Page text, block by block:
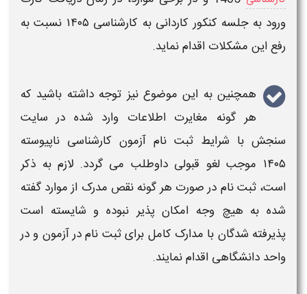
ورود به جلسه کنکور کاردانی به کارشناسی ۱۴۰۵
نسبت به
رفع این مشکلات اقدام نماید.
همچنین به این موضوع نیز توجه داشته باشید که
هر گونه مغایرت اطلاعات وارد شده در سایت
سنجش با شرایط ثبت نام آزمون کارشناسی ناپیوسته
۱۴۰۵ موجب لغو قبولی داوطلب می گردد. لازمبه ذکر
است،ثبت نام در صورت هر گونه نقص مدرک از موارد گفته
شده به هیچ وجه امکان پذیر نبوده و شایسته است
پذیرفته شدگان با مدارک کامل برایثبت نامدر آزمون و در
واحد دانشگاهی اقدام نمایند.